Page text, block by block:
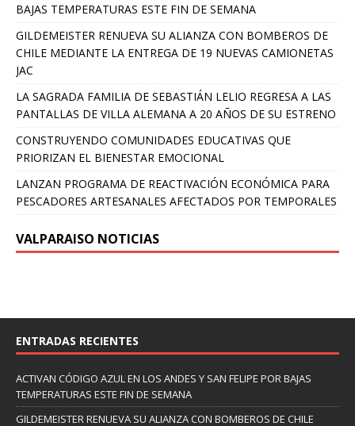
BAJAS TEMPERATURAS ESTE FIN DE SEMANA
GILDEMEISTER RENUEVA SU ALIANZA CON BOMBEROS DE
CHILE MEDIANTE LA ENTREGA DE 19 NUEVAS CAMIONETAS
JAC
LA SAGRADA FAMILIA DE SEBASTIÁN LELIO REGRESA A LAS
PANTALLAS DE VILLA ALEMANA A 20 AÑOS DE SU ESTRENO
CONSTRUYENDO COMUNIDADES EDUCATIVAS QUE
PRIORIZAN EL BIENESTAR EMOCIONAL
LANZAN PROGRAMA DE REACTIVACIÓN ECONÓMICA PARA
PESCADORES ARTESANALES AFECTADOS POR TEMPORALES
VALPARAISO NOTICIAS
ENTRADAS RECIENTES
ACTIVAN CÓDIGO AZUL EN LOS ANDES Y SAN FELIPE POR BAJAS
TEMPERATURAS ESTE FIN DE SEMANA
GILDEMEISTER RENUEVA SU ALIANZA CON BOMBEROS DE CHILE